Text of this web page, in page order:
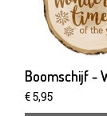
€5,95